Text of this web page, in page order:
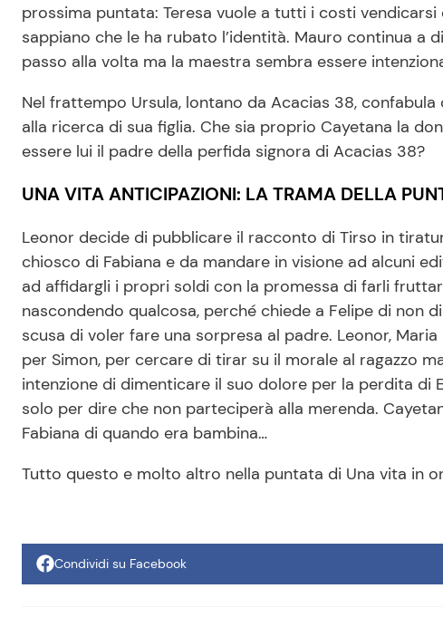
prossima puntata: Teresa vuole a tutti i costi
sappiano che le ha rubato l’identità. Mauro continua a
passo alla volta ma la maestra sembra essere
Nel frattempo Ursula, lontano da Acacias 38,
alla ricerca di sua figlia. Che sia proprio Cayetana la
essere lui il padre della perfida signora di Acacias 38?
UNA VITA ANTICIPAZIONI: LA TRAMA DELLA
Leonor decide di pubblicare il racconto di Tirso in
chiosco di Fabiana e da mandare in visione ad alcuni
ad affidargli i propri soldi con la promessa di farli
nascondendo qualcosa, perché chiede a Felipe di non
scusa di voler fare una sorpresa al padre. Leonor,
per Simon, per cercare di tirar su il morale al ragazzo
intenzione di dimenticare il suo dolore per la perdita di
solo per dire che non parteciperà alla merenda.
Fabiana di quando era bambina…
Tutto questo e molto altro nella puntata di Una vita in
Condividi su Facebook